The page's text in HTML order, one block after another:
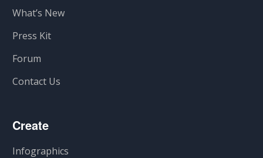
What’s New
Press Kit
Forum
Contact Us
Create
Infographics